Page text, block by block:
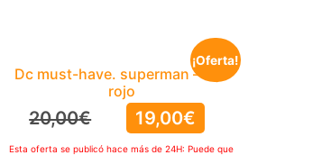
¡Oferta!
Dc must-have. superman – hijo
rojo
20,00€ 19,00€
Esta oferta se publicó hace más de 24H: Puede que